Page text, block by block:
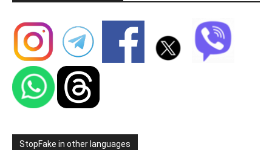
StopFake in other languages